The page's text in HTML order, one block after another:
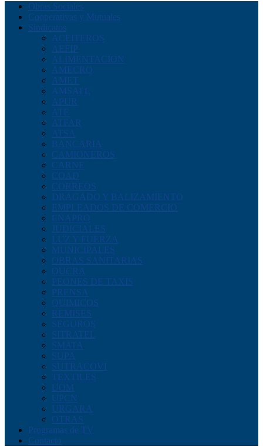
Obras Sociales
Cooperativas y Mutuales
Sindicatos
ACEITEROS
AEFIP
ALIMENTACION
AMECRO
AMET
AMSAFE
APUR
ATE
ATFAR
ATSA
BANCARIA
CAMIONEROS
CARNE
COAD
CORREOS
DRAGADO Y BALIZAMIENTO
EMPLEADOS DE COMERCIO
ENAPRO
JUDICIALES
LUZ Y FUERZA
MUNICIPALES
OBRAS SANITARIAS
OUCRA
PEONES DE TAXIS
PRENSA
QUIMICOS
REMISES
SEGUROS
SITRATEL
SMATA
SUPA
SUTRACOVI
TEXTILES
UOM
UPCN
URGARA
OTRAS
Programas de TV
Contacto